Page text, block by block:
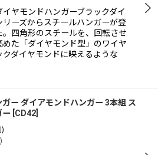
絞り込む
イヤモンドハンガーブラックダイ
リーズからスチールハンガーが登
。四角形のスチールを、回転させ
めた「ダイヤモンド型」のワイヤ
クダイヤモンドに映えるような
ー ダイアモンドハンガー 3本組 ス
ー CD42
)
)